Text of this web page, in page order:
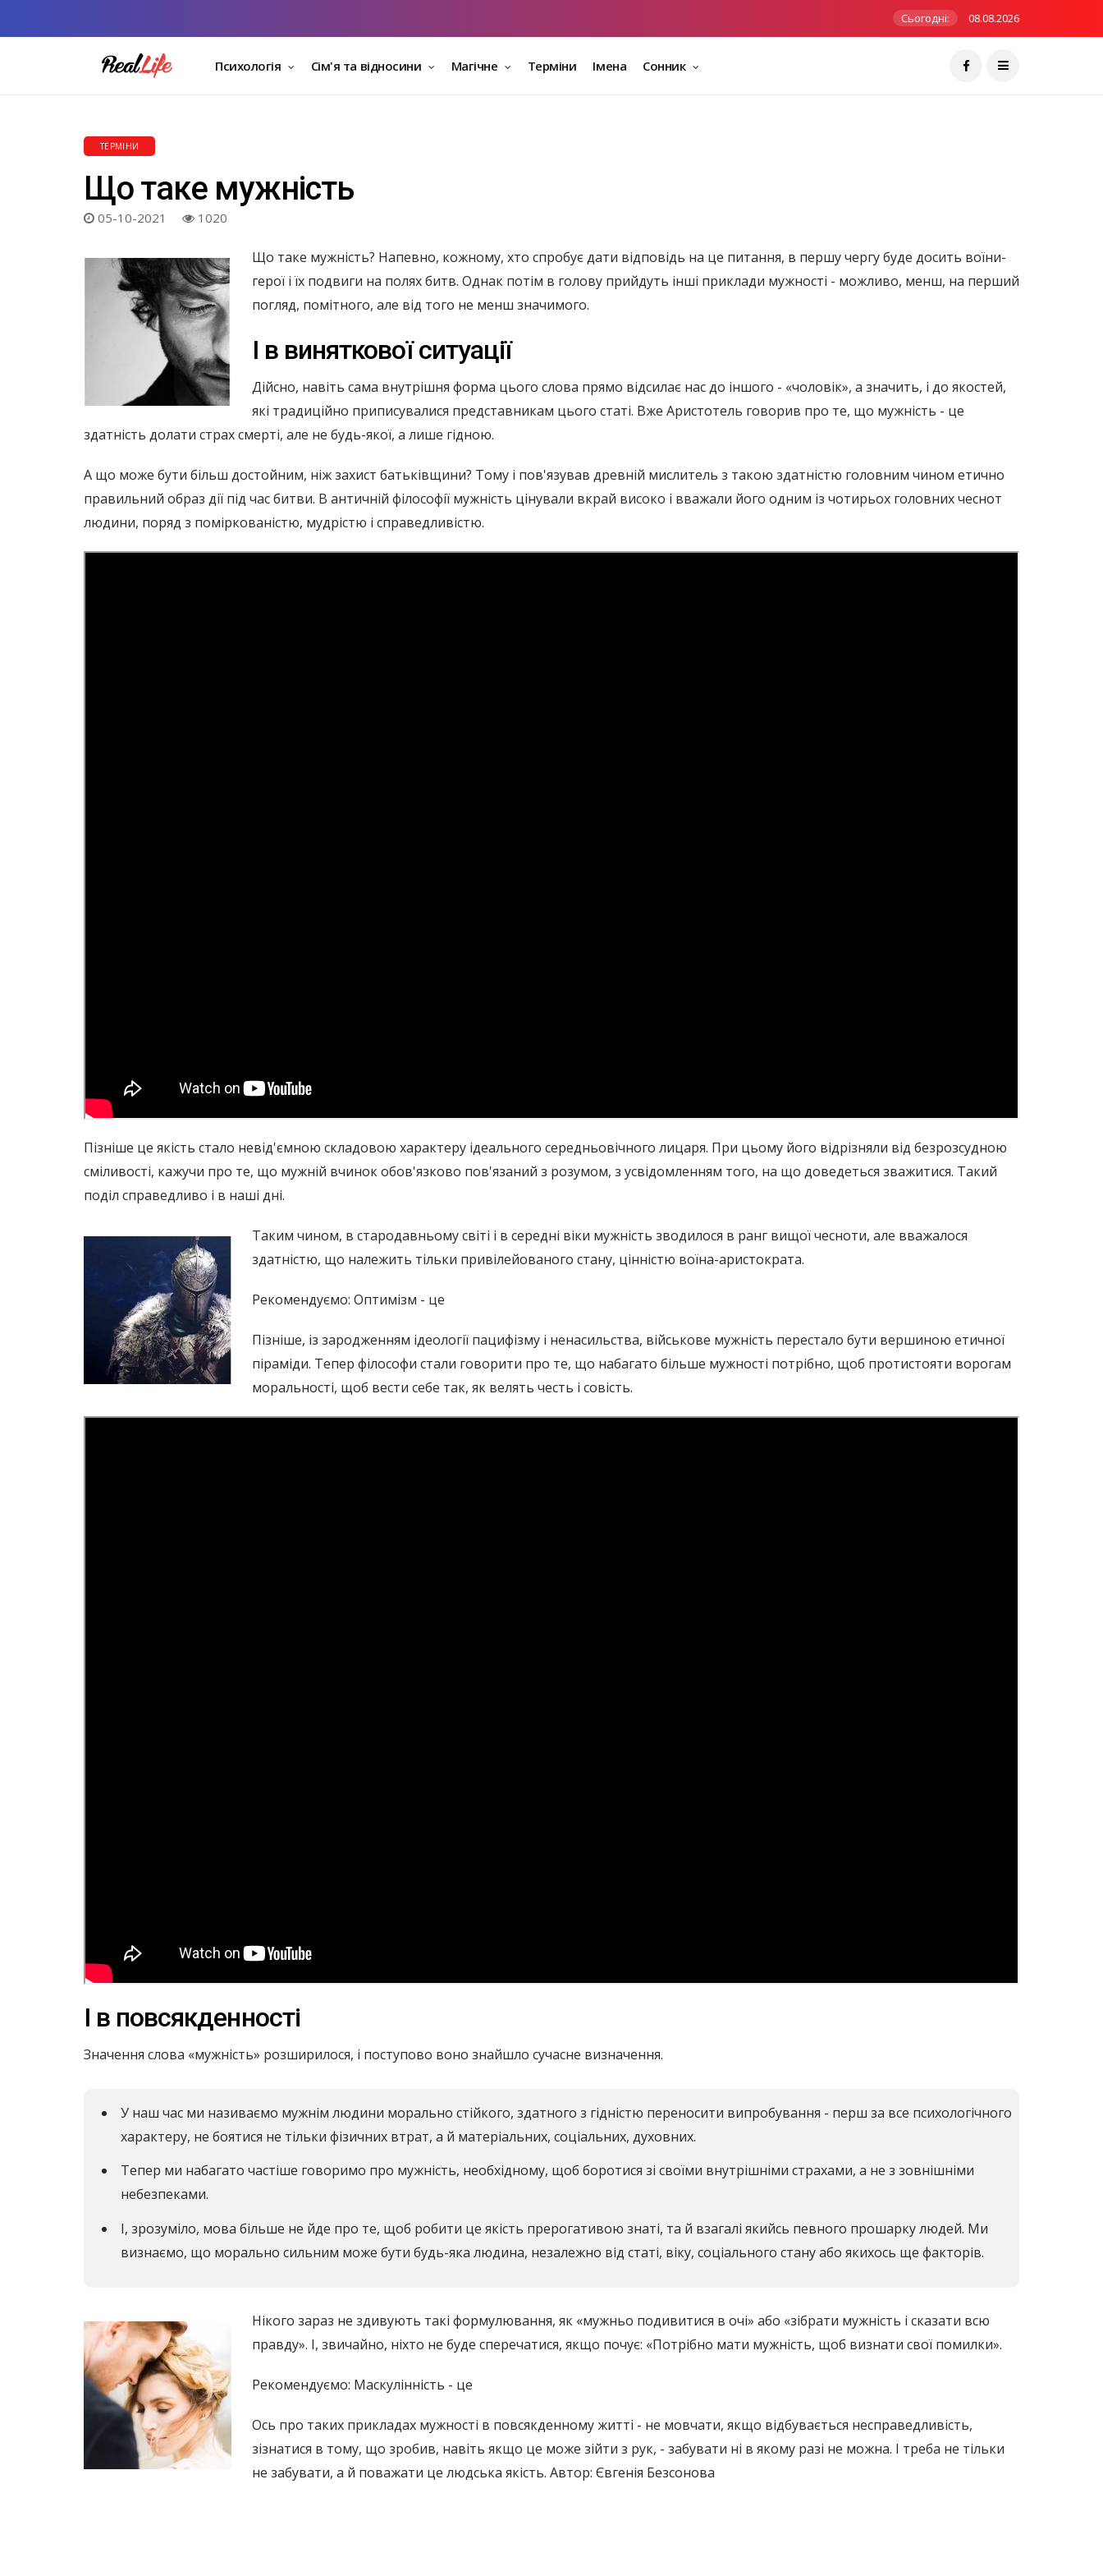
Сьогодні: 08.08.2026
Психологія Сім'я та відносини Магічне Терміни Імена Сонник
ТЕРМІНИ
Що таке мужність
05-10-2021 1020
Що таке мужність? Напевно, кожному, хто спробує дати відповідь на це питання, в першу чергу буде досить воїни-
герої і їх подвиги на полях битв. Однак потім в голову прийдуть інші приклади мужності - можливо, менш, на перший
погляд, помітного, але від того не менш значимого.
І в виняткової ситуації
Дійсно, навіть сама внутрішня форма цього слова прямо відсилає нас до іншого - «чоловік», а значить, і до якостей,
які традиційно приписувалися представникам цього статі. Вже Аристотель говорив про те, що мужність - це
здатність долати страх смерті, але не будь-якої, а лише гідною.
А що може бути більш достойним, ніж захист батьківщини? Тому і пов'язував древній мислитель з такою здатністю головним чином етично
правильний образ дії під час битви. В античній філософії мужність цінували вкрай високо і вважали його одним із чотирьох головних чеснот
людини, поряд з поміркованістю, мудрістю і справедливістю.
Пізніше це якість стало невід'ємною складовою характеру ідеального середньовічного лицаря. При цьому його відрізняли від безрозсудною
сміливості, кажучи про те, що мужній вчинок обов'язково пов'язаний з розумом, з усвідомленням того, на що доведеться зважитися. Такий
поділ справедливо і в наші дні.
Таким чином, в стародавньому світі і в середні віки мужність зводилося в ранг вищої чесноти, але вважалося
здатністю, що належить тільки привілейованого стану, цінністю воїна-аристократа.
Рекомендуємо: Оптимізм - це
Пізніше, із зародженням ідеології пацифізму і ненасильства, військове мужність перестало бути вершиною етичної
піраміди. Тепер філософи стали говорити про те, що набагато більше мужності потрібно, щоб протистояти ворогам
моральності, щоб вести себе так, як велять честь і совість.
І в повсякденності
Значення слова «мужність» розширилося, і поступово воно знайшло сучасне визначення.
У наш час ми називаємо мужнім людини морально стійкого, здатного з гідністю переносити випробування - перш за все психологічного
характеру, не боятися не тільки фізичних втрат, а й матеріальних, соціальних, духовних.
Тепер ми набагато частіше говоримо про мужність, необхідному, щоб боротися зі своїми внутрішніми страхами, а не з зовнішніми
небезпеками.
І, зрозуміло, мова більше не йде про те, щоб робити це якість прерогативою знаті, та й взагалі якийсь певного прошарку людей. Ми
визнаємо, що морально сильним може бути будь-яка людина, незалежно від статі, віку, соціального стану або якихось ще факторів.
Нікого зараз не здивують такі формулювання, як «мужньо подивитися в очі» або «зібрати мужність і сказати всю
правду». І, звичайно, ніхто не буде сперечатися, якщо почує: «Потрібно мати мужність, щоб визнати свої помилки».
Рекомендуємо: Маскулінність - це
Ось про таких прикладах мужності в повсякденному житті - не мовчати, якщо відбувається несправедливість,
зізнатися в тому, що зробив, навіть якщо це може зійти з рук, - забувати ні в якому разі не можна. І треба не тільки
не забувати, а й поважати це людська якість. Автор: Євгенія Безсонова